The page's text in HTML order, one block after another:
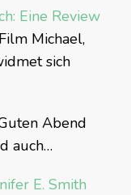
Eine Review
Michael,
sich
Abend
auch…
E. Smith